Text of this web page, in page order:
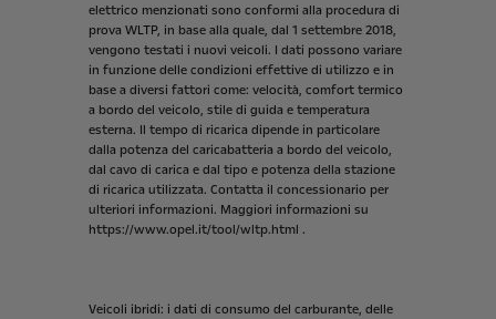
elettrico menzionati sono conformi alla procedura di
prova WLTP, in base alla quale, dal 1 settembre 2018,
vengono testati i nuovi veicoli. I dati possono variare
in funzione delle condizioni effettive di utilizzo e in
base a diversi fattori come: velocità, comfort termico
a bordo del veicolo, stile di guida e temperatura
esterna. Il tempo di ricarica dipende in particolare
dalla potenza del caricabatteria a bordo del veicolo,
dal cavo di carica e dal tipo e potenza della stazione
di ricarica utilizzata. Contatta il concessionario per
ulteriori informazioni. Maggiori informazioni su
https://www.opel.it/tool/wltp.html .
Veicoli ibridi: i dati di consumo del carburante, delle